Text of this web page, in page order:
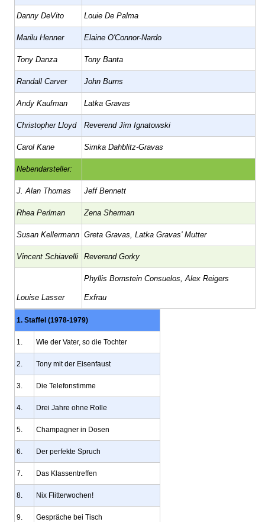
Danny DeVito Louie De Palma
Marilu Henner Elaine O'Connor-Nardo
Tony Danza Tony Banta
Randall Carver John Burns
Andy Kaufman Latka Gravas
Christopher Lloyd Reverend Jim Ignatowski
Carol Kane Simka Dahblitz-Gravas
Nebendarsteller:
J. Alan Thomas Jeff Bennett
Rhea Perlman Zena Sherman
Susan Kellermann Greta Gravas, Latka Gravas' Mutter
Vincent Schiavelli Reverend Gorky
Louise Lasser
Phyllis Bornstein Consuelos, Alex Reigers
Exfrau
1. Staffel (1978-1979)
1. Wie der Vater, so die Tochter
2. Tony mit der Eisenfaust
3. Die Telefonstimme
4. Drei Jahre ohne Rolle
5. Champagner in Dosen
6. Der perfekte Spruch
7. Das Klassentreffen
8. Nix Flitterwochen!
9. Gespräche bei Tisch